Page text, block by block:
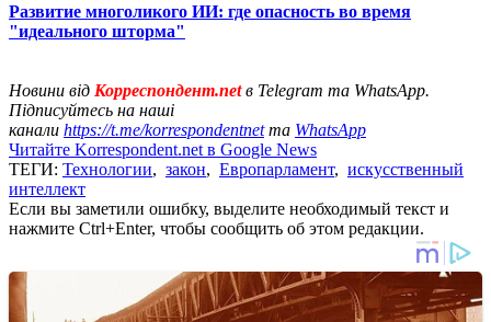
Развитие многоликого ИИ: где опасность во время
"идеального шторма"
Новини від Корреспондент.netв Telegram та WhatsApp.
Підписуйтесь на наші
канали https://t.me/korrespondentnetта WhatsApp
Читайте Korrespondent.net в Google News
ТЕГИ: Технологии, закон, Европарламент, искусственный
интеллект
Если вы заметили ошибку, выделите необходимый текст и
нажмите Ctrl+Enter, чтобы сообщить об этом редакции.